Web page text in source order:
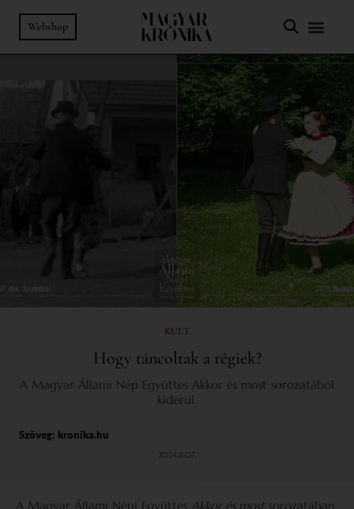
Webshop
KULT
Hogy táncoltak a régiek?
A Magyar Állami Nép Együttes Akkor és most sorozatából
kiderül.
Szöveg: kronika.hu
2024.11.07.
A Magyar Állami Népi Együttes Akkor és most sorozatában